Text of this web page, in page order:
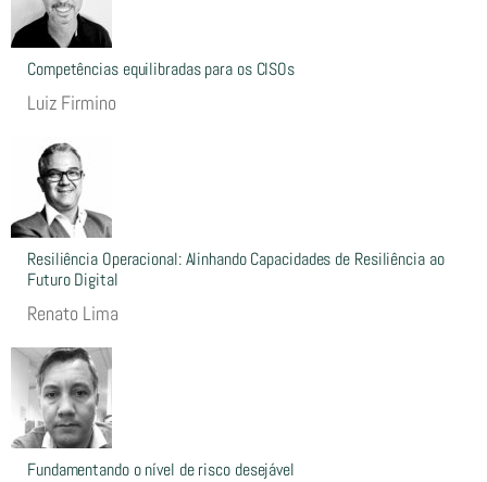
Competências equilibradas para os CISOs
Luiz Firmino
Resiliência Operacional: Alinhando Capacidades de Resiliência ao
Futuro Digital
Renato Lima
Fundamentando o nível de risco desejável